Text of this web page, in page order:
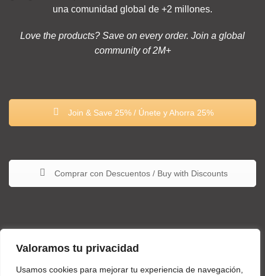
Valoramos tu privacidad
Usamos cookies para mejorar tu experiencia de navegación,
una comunidad global de +2 millones.
Love the products? Save on every order. Join a global
community of 2M+
Join & Save 25% / Únete y Ahorra 25%
Comprar con Descuentos / Buy with Discounts